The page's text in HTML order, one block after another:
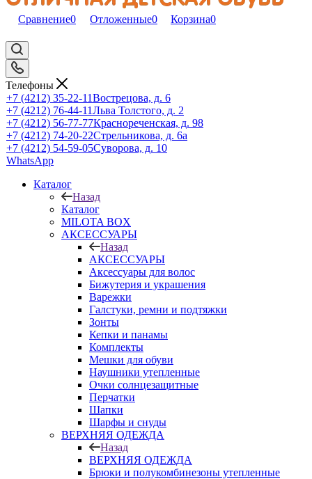
Сравнение0 Отложенные0 Корзина0
Телефоны
+7 (4212) 35-22-11Вострецова, д. 6
+7 (4212) 76-44-11Льва Толстого, д. 2
+7 (4212) 56-77-77Краснореченская, д. 98
+7 (4212) 74-20-22Стрельникова, д. 6а
+7 (4212) 54-59-05Суворова, д. 10
WhatsApp
Каталог
Назад
Каталог
MILOTA BOX
АКСЕССУАРЫ
Назад
АКСЕССУАРЫ
Аксессуары для волос
Бижутерия и украшения
Варежки
Галстуки, ремни и подтяжки
Зонты
Кепки и панамы
Комплекты
Мешки для обуви
Наушники утепленные
Очки солнцезащитные
Перчатки
Шапки
Шарфы и снуды
ВЕРХНЯЯ ОДЕЖДА
Назад
ВЕРХНЯЯ ОДЕЖДА
Брюки и полукомбинезоны утепленные